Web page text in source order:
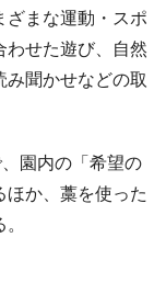
まな運動・スポ
わせた遊び、自然
聞かせなどの取
園内の「希望の
ほか、藁を使った